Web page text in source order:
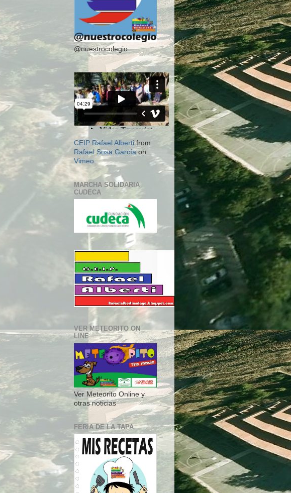
@nuestrocolegio
CEIP Rafael Albertifrom
Rafael Sosa Garcíaon
Vimeo
MARCHA SOLIDARIA
CUDECA
VER METEORITO ON
LINE
Ver Meteorito Online y
otras noticias
FERIA DE LA TAPA